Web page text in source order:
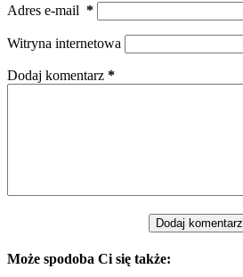
Adres e-mail *
Witryna internetowa
Dodaj komentarz *
Dodaj komentarz
Może spodoba Ci się także: